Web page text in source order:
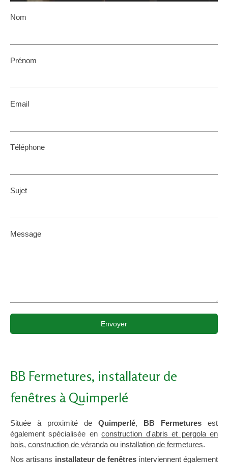
Nom
Prénom
Email
Téléphone
Sujet
Message
Envoyer
BB Fermetures, installateur de
fenêtres à Quimperlé
Située à proximité de Quimperlé, BB Fermetures est
également spécialisée enconstruction d'abris et pergola en
bois, construction de véranda ou installation de fermetures.
Nos artisans installateur de fenêtres interviennent également